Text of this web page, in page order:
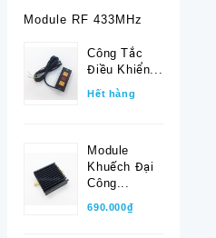
Module RF 433MHz
Công Tắc
Điều Khiển...
Hết hàng
Module
Khuếch Đại
Công...
690.000₫